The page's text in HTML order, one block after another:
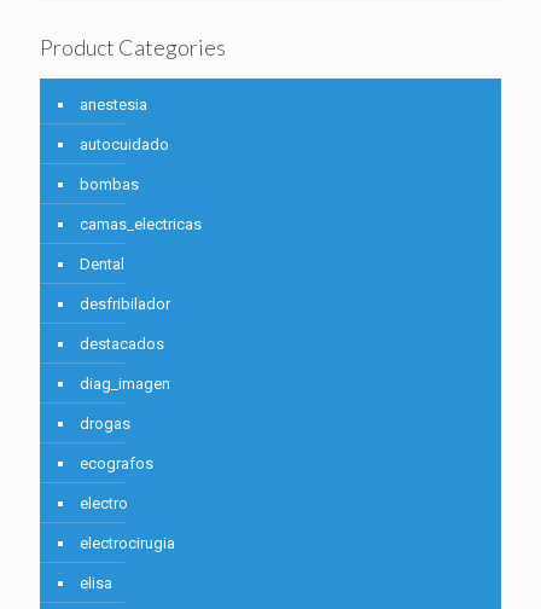
Product Categories
anestesia
autocuidado
bombas
camas_electricas
Dental
desfribilador
destacados
diag_imagen
drogas
ecografos
electro
electrocirugia
elisa